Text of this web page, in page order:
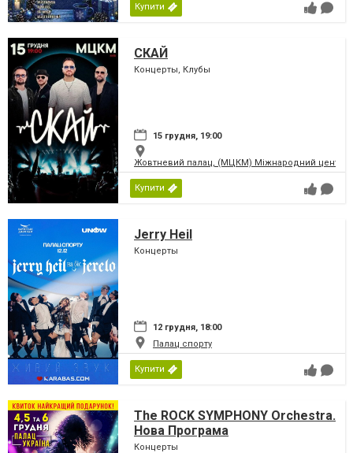
Купити
СКАЙ
Концерты, Клубы
15 грудня, 19:00
Жовтневий палац, (МЦКМ) Міжнародний центр
Купити
Jerry Heil
Концерты
12 грудня, 18:00
Палац спорту
Купити
The ROCK SYMPHONY Orchestra.
Нова Програма
Концерты